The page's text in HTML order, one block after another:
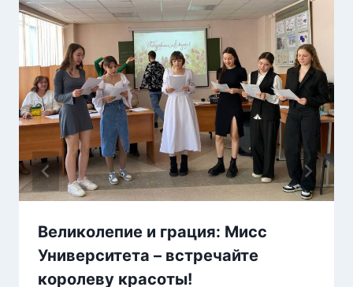
Великолепие и грация: Мисс
Университета – встречайте
королеву красоты!